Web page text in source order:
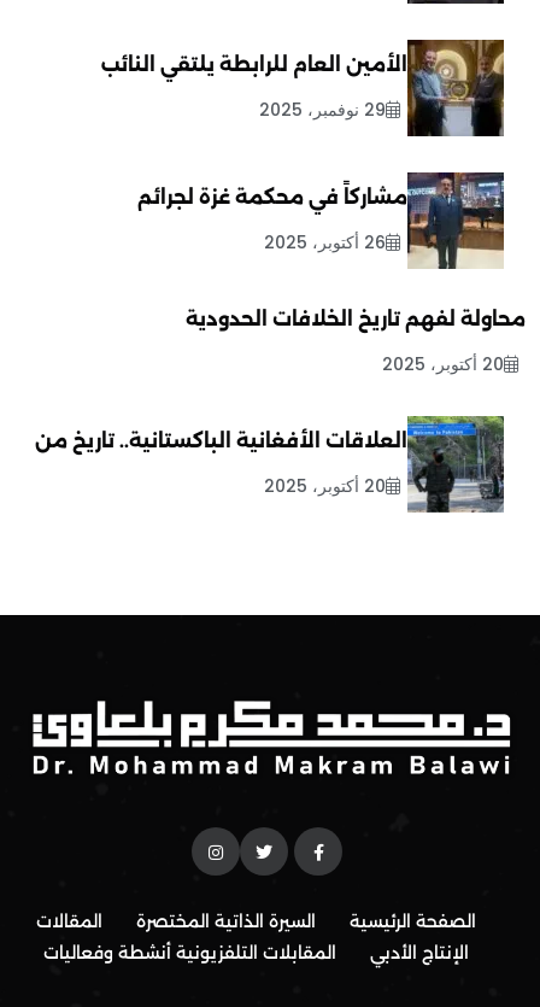
الأمين العام للرابطة يلتقي النائب
29 نوفمبر، 2025
مشاركاً في محكمة غزة لجرائم
26 أكتوبر، 2025
محاولة لفهم تاريخ الخلافات الحدودية
20 أكتوبر، 2025
العلاقات الأفغانية الباكستانية.. تاريخ من
20 أكتوبر، 2025
الصفحة الرئيسية السيرة الذاتية المختصرة
المقالات
الإنتاج الأدبي
المقابلات التلفزيونية أنشطة وفعاليات